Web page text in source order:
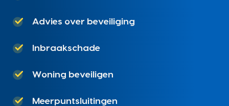
Advies over beveiliging
Inbraakschade
Woning beveiligen
Meerpuntsluitingen